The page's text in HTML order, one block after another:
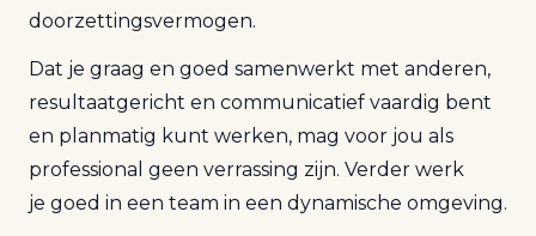
doorzettingsvermogen.
Dat je graag en goed samenwerkt met anderen,
resultaatgericht en communicatief vaardig bent
en planmatig kunt werken, mag voor jou als
professional geen verrassing zijn. Verder werk
je goed in een team in een dynamische omgeving.